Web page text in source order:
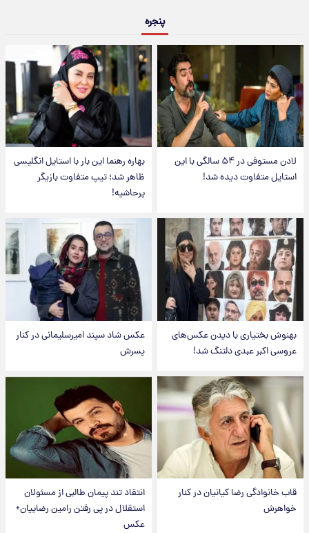
پنجره
لادن مستوفی در ۵۴ سالگی با این
استایل متفاوت دیده شد!
بهاره رهنما این بار با استایل انگلیسی
ظاهر شد؛ تیپ متفاوت بازیگر
پرحاشیه!
بهنوش بختیاری با دیدن عکس‌های
عروسی اکبر عبدی دلتنگ شد!
عکس شاد سپند امیرسلیمانی در کنار
پسرش
قاب خانوادگی رضا کیانیان در کنار
خواهرش
انتقاد تند پیمان طالبی از مسئولان
استقلال در پی رفتن رامین رضاییان+
عکس